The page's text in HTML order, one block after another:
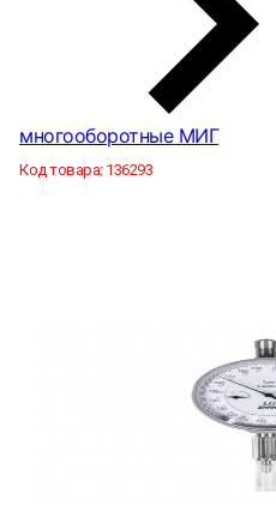
многооборотные МИГ
Код товара: 136293